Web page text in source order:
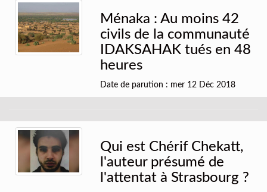
Ménaka : Au moins 42
civils de la communauté
IDAKSAHAK tués en 48
heures
Date de parution : mer 12 Déc 2018
Qui est Chérif Chekatt,
l'auteur présumé de
l'attentat à Strasbourg ?